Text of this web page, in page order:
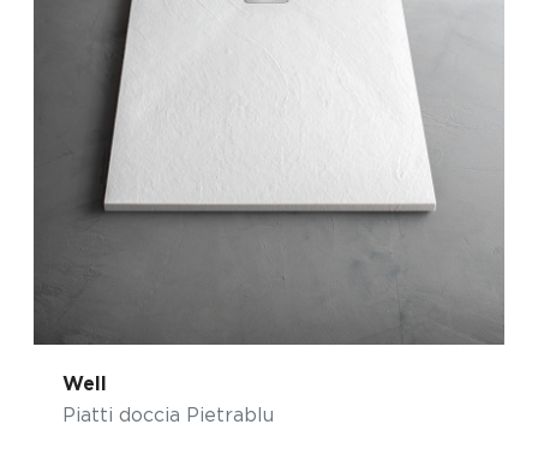
Well
Piatti doccia Pietrablu